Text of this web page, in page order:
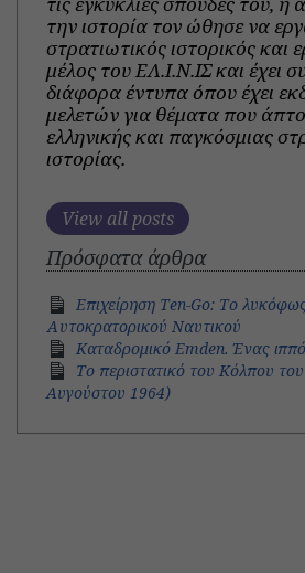
την ιστορία τον ώθησε να
στρατιωτικός ιστορικός και
μέλος του ΕΛ.Ι.Ν.ΙΣ και έχει
διάφορα έντυπα όπου έχει
μελετών για θέματα που
ελληνικής και παγκόσμιας
ιστορίας.
View all posts
Πρόσφατα άρθρα
Επιχείρηση Ten-Go: Το
Αυτοκρατορικού Ναυτικού
Καταδρομικό Emden. Ένας
Το περιστατικό του Κόλπου
Aυγούστου 1964)